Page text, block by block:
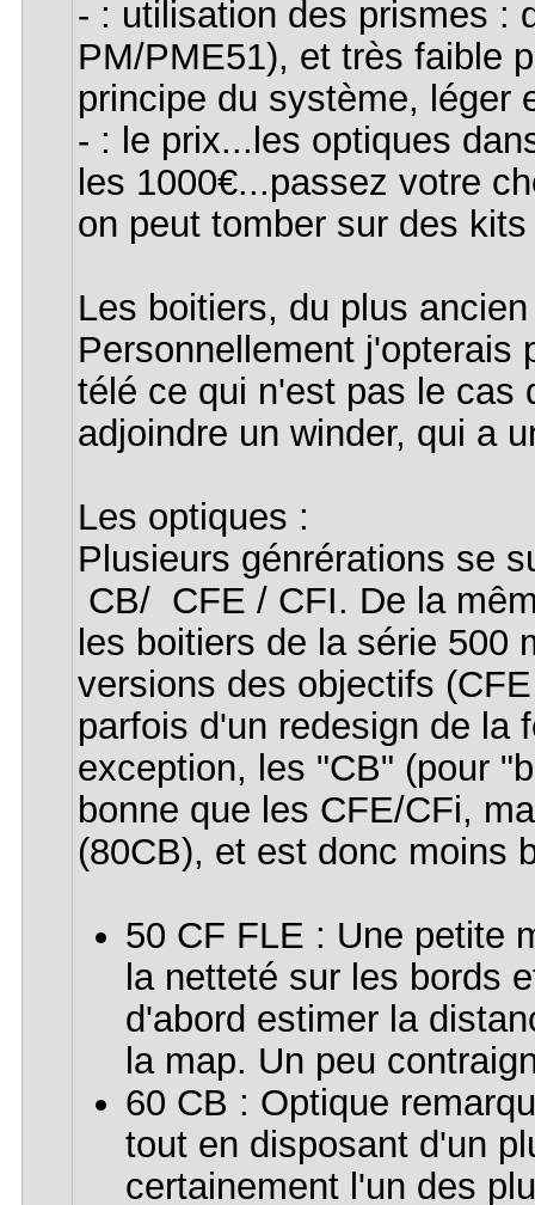
- : utilisation des prismes :
PM/PME51), et très faible
principe du système, léger
- : le prix...les optiques
les 1000€...passez votre
on peut tomber sur des
Les boitiers, du plus
Personnellement j'opterais
télé ce qui n'est pas le cas
adjoindre un winder, qui a
Les optiques :
Plusieurs génrérations se
CB/ CFE / CFI. De la
les boitiers de la série 500
versions des objectifs
parfois d'un redesign de la
exception, les "CB" (pour
bonne que les CFE/CFi,
(80CB), et est donc moins
50 CF FLE : Une petite
la netteté sur les bords
d'abord estimer la
la map. Un peu
60 CB : Optique
tout en disposant d'un
certainement l'un des